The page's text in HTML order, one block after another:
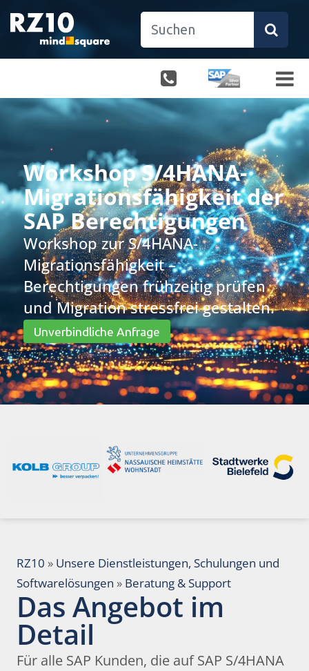
Workshop S/4HANA-
Migrationsfähigkeit der
SAP Berechtigungen
Workshop zur S/4HANA-
Migrationsfähigkeit –
Berechtigungen frühzeitig prüfen
und Migration stressfrei gestalten.
Unverbindliche Anfrage
RZ10 » Unsere Dienstleistungen, Schulungen und
Softwarelösungen » Beratung & Support
Das Angebot im
Detail
Für alle SAP Kunden, die auf SAP S/4HANA